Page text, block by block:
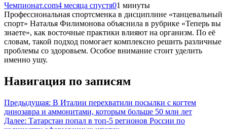
Чемпионат.com4 месяца спустя01 минуты
Профессиональная спортсменка в дисциплине «танцевальный
спорт» Наталья Филимонова объяснила в рубрике «Теперь вы
знаете», как восточные практики влияют на организм. По её
словам, такой подход помогает комплексно решить различные
проблемы со здоровьем. Особое внимание стоит уделить
именно ушу.
Навигация по записям
Предыдущая: В Италии перехватили посылки с когтем
динозавра и аммонитами, которым больше 50 млн лет
Далее: Татарстан попал в топ-5 регионов России по